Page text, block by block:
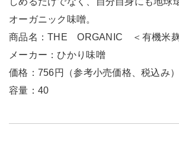
オーガニック味噌。
商品名：THE ORGANIC ＜有機米
メーカー：ひかり味噌
価格：756円（参考小売価格、税込み）
容量：40